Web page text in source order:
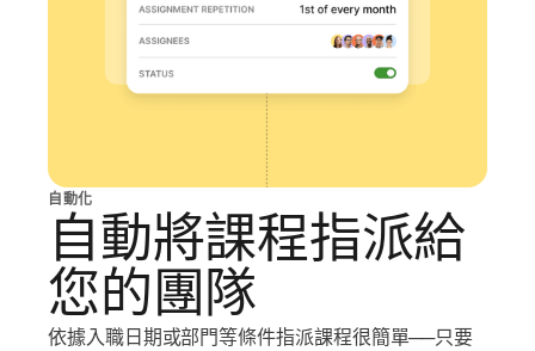
自動化
自動將課程指派給
您的團隊
依據入職日期或部門等條件指派課程很簡單──只要